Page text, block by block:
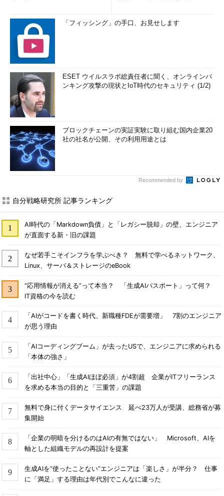
「フィッシング」の手口、お見せします
ESET ウイルスラボ総責任者に聞く、オンラインバ
ンキング攻撃の現状とIoT時代のセキュリティ (1/2)
ブロックチェーンの実証実験に取り組む国内企業20
社の社名が公開、その利用用途とは
Recommended by
自分戦略研究所 記事ランキング
AI時代の「Markdown負債」と「レガシー脱却」の壁、エンジニア
が直面する新・旧の課題
なぜ若手こそインフラを学ぶべき？ 無料で学べるネットワーク、
Linux、サーバ＆ストレージのeBook
“応用情報が消える”って本当？ 「生成AIパスポート」って何？
IT資格の今を読む
「AIがコードを書く時代、新職種FDEが需要増」 7割のエンジニア
が思う理由
「AIコーディングブーム」が去ったUSで、エンジニアに求められる
「本体の強さ」
「出社中心」「生成AIほぼ必須」が4割超 企業がITフリーランス
を求める本当の目的と「三重苦」の課題
無料で身に付くデータサイエンス 延べ23万人が受講、総務省が募
集開始
「企業の明暗を分けるのはAIの有無ではない」 Microsoft、AIを
軸とした組織モデルの再設計を提案
生成AIを“使ったことない”エンジニアは「楽しさ」が半分？ 仕事
に「満足」する理由は年代別でこんなに違った